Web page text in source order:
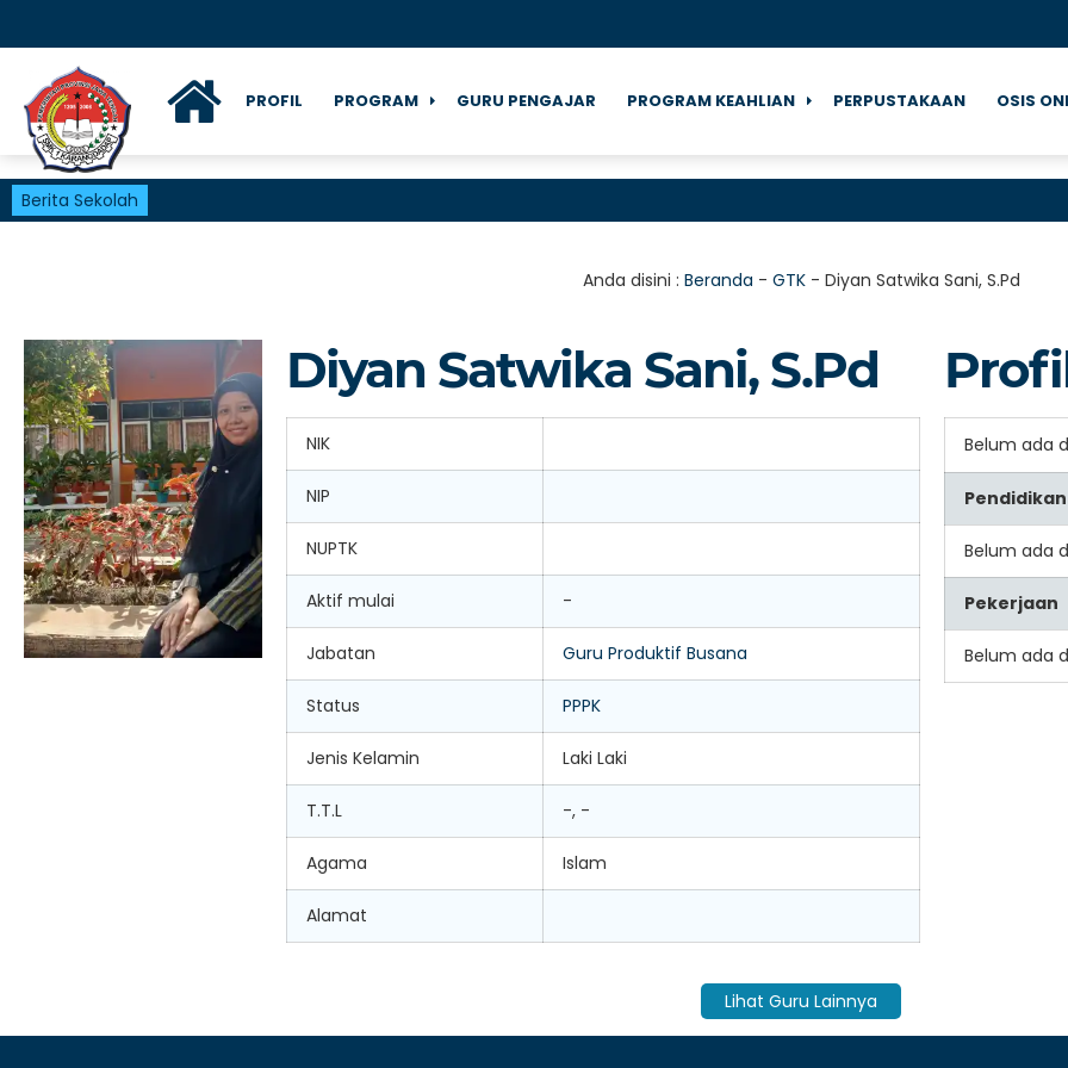
PROFIL PROGRAM GURU PENGAJAR PROGRAM KEAHLIAN PERPUSTAKAAN OSIS
Berita Sekolah
Anda disini : Beranda - GTK- Diyan Satwika Sani, S.Pd
Diyan Satwika Sani, S.Pd
NIK
NIP
NUPTK
Aktif mulai -
Jabatan Guru Produktif Busana
Status PPPK
Jenis Kelamin Laki Laki
T.T.L -, -
Agama Islam
Alamat
Belum ada
Pendidikan
Belum ada
Pekerjaan
Belum ada
Lihat Guru Lainnya